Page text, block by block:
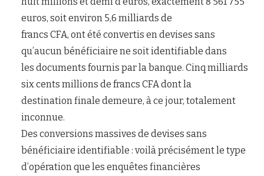
euros, soit environ 5,6 milliards de
francs CFA, ont été convertis en devises sans
qu’aucun bénéficiaire ne soit identifiable dans
les documents fournis par la banque. Cinq milliards
six cents millions de francs CFA dont la
destination finale demeure, à ce jour, totalement
inconnue.
Des conversions massives de devises sans
bénéficiaire identifiable : voilà précisément le type
d’opération que les enquêtes financières